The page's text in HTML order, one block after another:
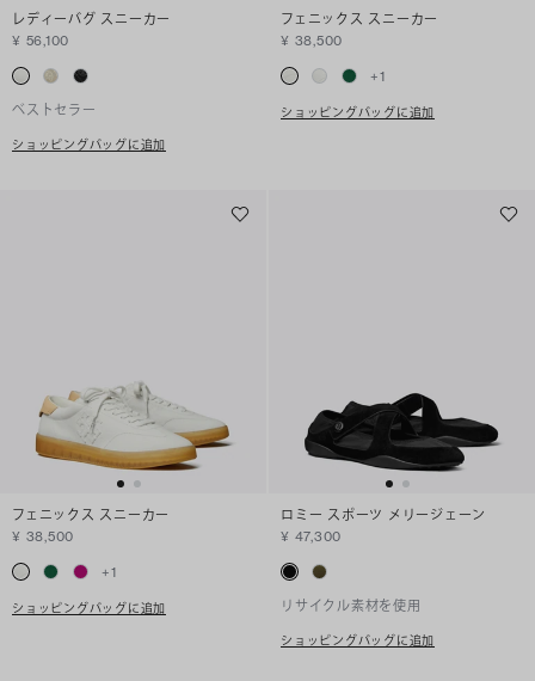
レディーバグ スニーカー
¥ 56,100
ベストセラー
ショッピングバッグに追加
フェニックス スニーカー
¥ 38,500
+1
ショッピングバッグに追加
フェニックス スニーカー
¥ 38,500
+1
ショッピングバッグに追加
ロミー スポーツ メリージェーン
¥ 47,300
リサイクル素材を使用
ショッピングバッグに追加